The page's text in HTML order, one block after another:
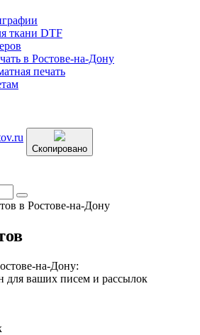
ткани DTF
в Ростове-на-Дону
печать
Скопировано
в Ростове-на-Дону
на-Дону:
для ваших писем и рассылок